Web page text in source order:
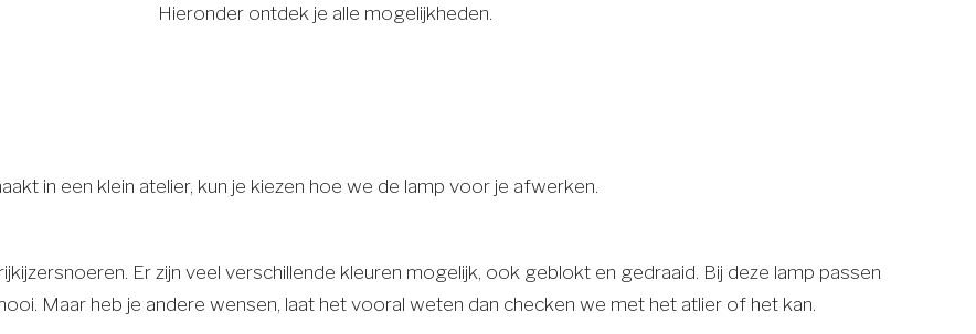
Hieronder ontdek je alle mogelijkheden.
in een klein atelier, kun je kiezen hoe we de lamp voor je afwerken.
Er zijn veel verschillende kleuren mogelijk, ook geblokt en gedraaid. Bij deze lamp passen
Maar heb je andere wensen, laat het vooral weten dan checken we met het atlier of het kan.